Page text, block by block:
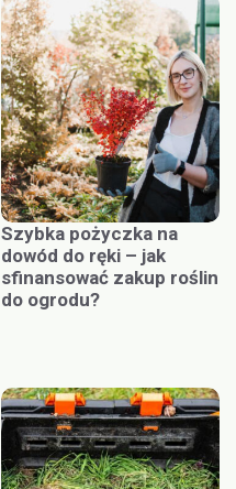
Szybka pożyczka na
dowód do ręki – jak
sfinansować zakup roślin
do ogrodu?